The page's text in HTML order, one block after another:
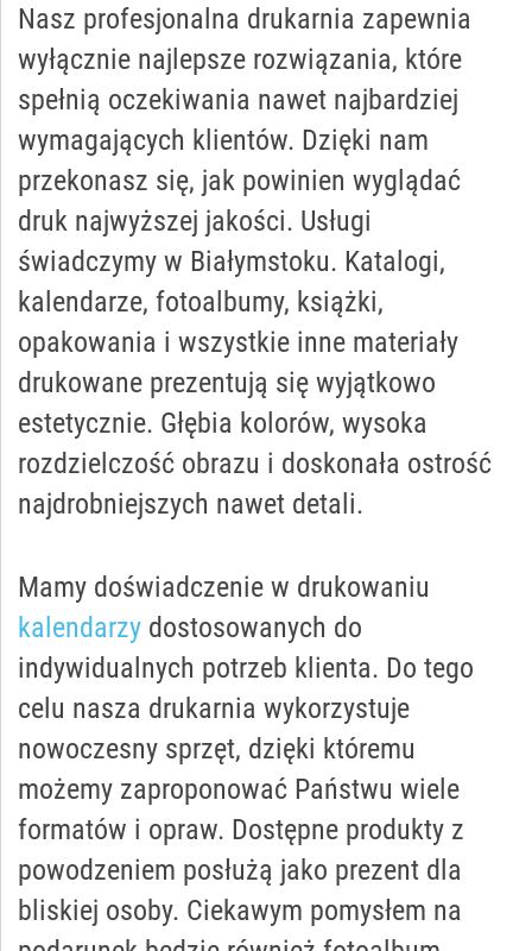
Nasz profesjonalna drukarnia zapewnia
wyłącznie najlepsze rozwiązania, które
spełnią oczekiwania nawet najbardziej
wymagających klientów. Dzięki nam
przekonasz się, jak powinien wyglądać
druk najwyższej jakości. Usługi
świadczymy w Białymstoku. Katalogi,
kalendarze, fotoalbumy, książki,
opakowania i wszystkie inne materiały
drukowane prezentują się wyjątkowo
estetycznie. Głębia kolorów, wysoka
rozdzielczość obrazu i doskonała ostrość
najdrobniejszych nawet detali.
Mamy doświadczenie w drukowaniu
kalendarzy dostosowanych do
indywidualnych potrzeb klienta. Do tego
celu nasza drukarnia wykorzystuje
nowoczesny sprzęt, dzięki któremu
możemy zaproponować Państwu wiele
formatów i opraw. Dostępne produkty z
powodzeniem posłużą jako prezent dla
bliskiej osoby. Ciekawym pomysłem na